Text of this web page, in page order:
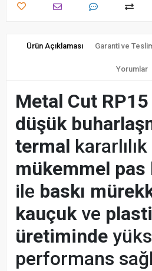
Ürün Açıklaması Garanti ve
Yorumlar
Metal Cut RP15
düşük
termal
mükemmel pas
ile baskı
kauçuk ve
üretiminde
performans